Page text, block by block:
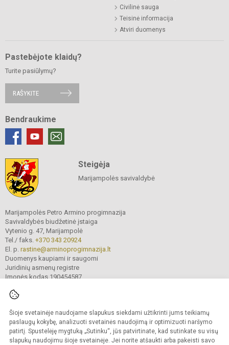
Šioje svetainėje naudojame slapukus siekdami užtikrinti jums teikiamų
paslaugų kokybę, analizuoti svetainės naudojimą ir optimizuoti naršymo
patirtį. Spustelėję mygtuką „Sutinku“, jūs patvirtinate, kad sutinkate su visų
slapukų naudojimu šioje svetainėje. Jei norite atšaukti arba pakeisti savo
Civilinė sauga
Teisinė informacija
Atviri duomenys
Pastebėjote klaidų?
Turite pasiūlymų?
RAŠYKITE
Bendraukime
Steigėja
Marijampolės savivaldybė
Marijampolės Petro Armino progimnazija
Savivaldybės biudžetinė įstaiga
Vytenio g. 47, Marijampolė
Tel./ faks. +370 343 20924
El. p. rastine@arminoprogimnazija.lt
Duomenys kaupiami ir saugomi
Juridinių asmenų registre
Įmonės kodas 190454587
© 2026. Marijampolės Petro Armino progimnazija. Visos teisės saugomos.
Kopijuoti turinį be raštiško įstaigos administracijos sutikimo griežtai draudžiama.
Prieinamumo paraiška Slapukų valdymas